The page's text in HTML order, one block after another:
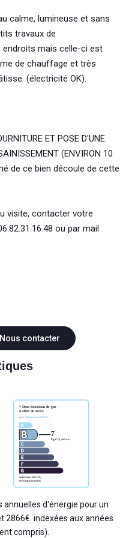
calme, lumineuse et sans
travaux de
mais celle-ci est
de chauffage et très
(électricité OK).
ET POSE D'UNE
(ENVIRON 10
de ce bien découle de cette
visite, contacter votre
ou par mail
Nous contacter
d'énergie pour un
2866€. indexées aux années
compris).